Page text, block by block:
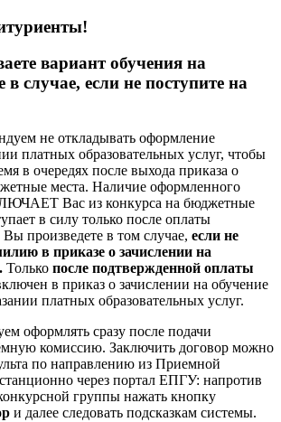
вариант обучения на
в случае, если не поступите на
не откладывать оформление
платных образовательных услуг, чтобы
в очередях после выхода приказа о
места. Наличие оформленного
Вас из конкурса на бюджетные
в силу только после оплаты
произведете в том случае, если не
в приказе о зачислении на
Только после подтвержденной оплаты
в приказ о зачислении на обучение
платных образовательных услуг.
оформлять сразу после подачи
комиссию. Заключить договор можно
по направлению из Приемной
через портал ЕПГУ: напротив
группы нажать кнопку
и далее следовать подсказкам системы.